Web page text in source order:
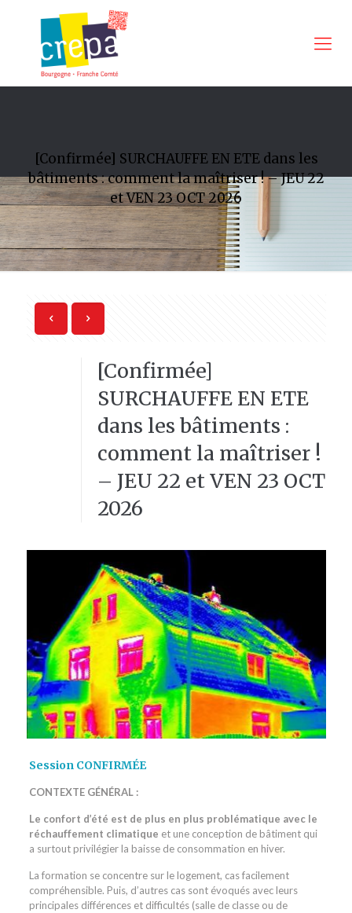
[Confirmée] SURCHAUFFE EN ETE dans les
bâtiments : comment la maîtriser ! – JEU 22
et VEN 23 OCT 2026
[Confirmée]
SURCHAUFFE EN ETE
dans les bâtiments :
comment la maîtriser !
– JEU 22 et VEN 23 OCT
2026
Session CONFIRMÉE
CONTEXTE GÉNÉRAL :
Le confort d’été est de plus en plus problématique avec le
réchauffement climatique et une conception de bâtiment qui
a surtout privilégier la baisse de consommation en hiver.
La formation se concentre sur le logement, cas facilement
compréhensible. Puis, d’autres cas sont évoqués avec leurs
principales différences et difficultés (salle de classe ou de